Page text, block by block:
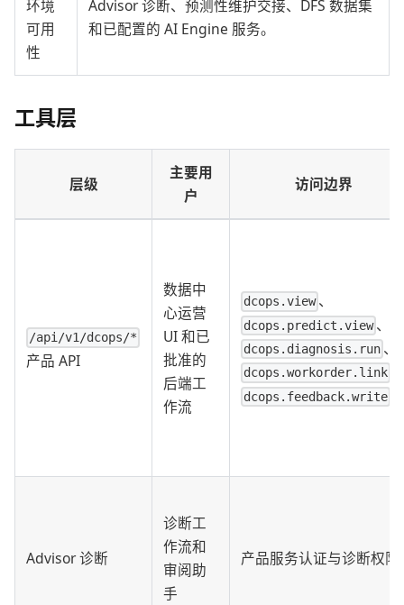
环境
可用
性
Advisor 诊断、预测性维护交接、DFS 数据集
和已配置的 AI Engine 服务。
工具层
层级
主要用
户
访问边界
/api/v1/dcops/*
产品 API
数据中
心运营
UI 和已
批准的
后端工
作流
dcops.view 、
dcops.predict.view 、
dcops.diagnosis.run 、
dcops.workorder.link
dcops.feedback.write
Advisor 诊断
诊断工
作流和
审阅助
手
产品服务认证与诊断权限